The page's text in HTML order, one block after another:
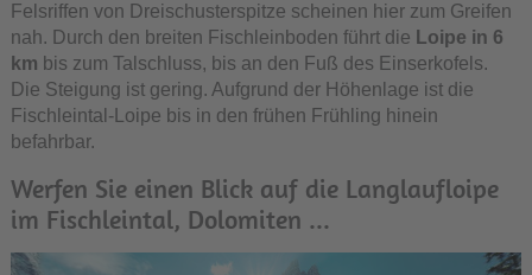
Felsriffen von Dreischusterspitze scheinen hier zum Greifen
nah. Durch den breiten Fischleinboden führt die Loipe in 6
km bis zum Talschluss, bis an den Fuß des Einserkofels.
Die Steigung ist gering. Aufgrund der Höhenlage ist die
Fischleintal-Loipe bis in den frühen Frühling hinein
befahrbar.
Werfen Sie einen Blick auf die Langlaufloipe
im Fischleintal, Dolomiten ...